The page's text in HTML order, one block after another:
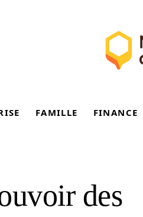
FAMILLE FINANCE
des